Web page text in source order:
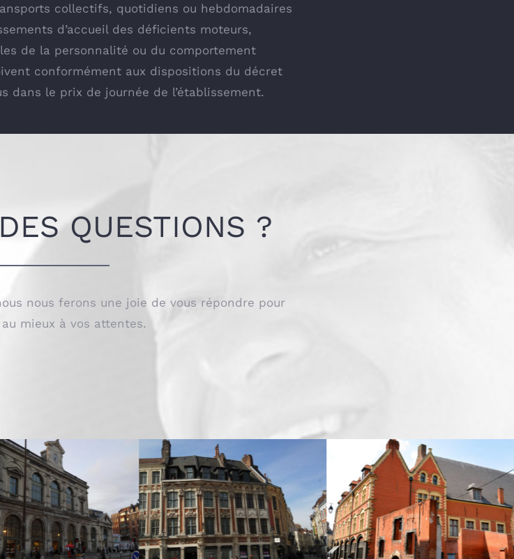
collectifs, quotidiens ou hebdomadaires
d’accueil des déficients moteurs,
de la personnalité ou du comportement
conformément aux dispositions du décret
dans le prix de journée de l’établissement.
QUESTIONS ?
nous ferons une joie de vous répondre pour
mieux à vos attentes.